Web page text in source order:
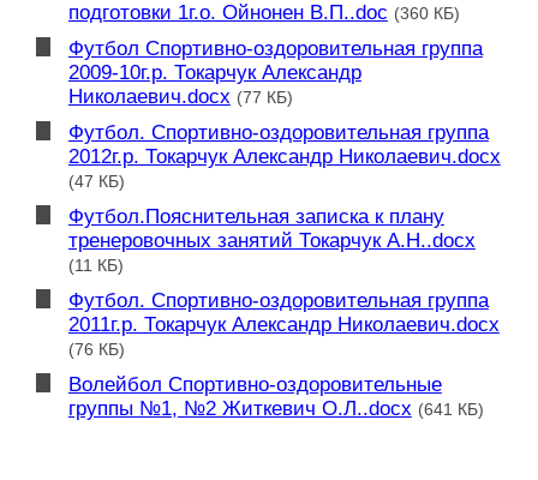
подготовки 1г.о. Ойнонен В.П..doc (360 КБ)
Футбол Спортивно-оздоровительная группа
2009-10г.р. Токарчук Александр
Николаевич.docx (77 КБ)
Футбол. Спортивно-оздоровительная группа
2012г.р. Токарчук Александр Николаевич.docx
(47 КБ)
Футбол.Пояснительная записка к плану
тренеровочных занятий Токарчук А.Н..docx
(11 КБ)
Футбол. Спортивно-оздоровительная группа
2011г.р. Токарчук Александр Николаевич.docx
(76 КБ)
Волейбол Спортивно-оздоровительные
группы №1, №2 Житкевич О.Л..docx (641 КБ)